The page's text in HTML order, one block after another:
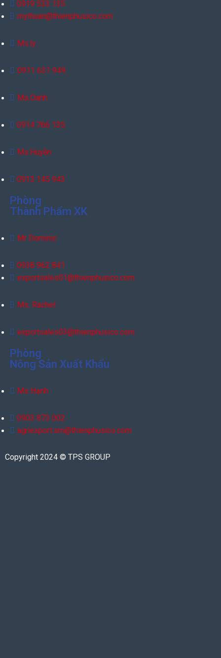
0919 533 135
mythuan@thienphusico.com
Ms.ly
0911 631 949
Ms.Oanh
0914 766 135
Ms.Huyền
0913 145 943
Phòng
Thành Phẩm XK
Mr Dominic
0938 962 841
exportsales01@thienphusico.com
Ms. Rachel
exportsales03@thienphusico.com
Phòng
Nông Sản Xuất Khẩu
Ms Hạnh
0903 873 002
agriexport.sm@thienphusico.com
Copyright 2024 © TPS GROUP